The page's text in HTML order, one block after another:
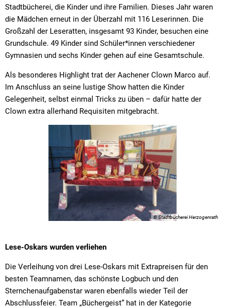
Stadtbücherei, die Kinder und ihre Familien. Dieses Jahr waren
die Mädchen erneut in der Überzahl mit 116 Leserinnen. Die
Großzahl der Leseratten, insgesamt 93 Kinder, besuchen eine
Grundschule. 49 Kinder sind Schüler*innen verschiedener
Gymnasien und sechs Kinder gehen auf eine Gesamtschule.
Als besonderes Highlight trat der Aachener Clown Marco auf.
Im Anschluss an seine lustige Show hatten die Kinder
Gelegenheit, selbst einmal Tricks zu üben – dafür hatte der
Clown extra allerhand Requisiten mitgebracht.
© Stadtbücherei Herzogenrath
Lese-Oskars wurden verliehen
Die Verleihung von drei Lese-Oskars mit Extrapreisen für den
besten Teamnamen, das schönste Logbuch und den
Sternchenaufgabenstar waren ebenfalls wieder Teil der
Abschlussfeier. Team „Büchergeist“ hat in der Kategorie